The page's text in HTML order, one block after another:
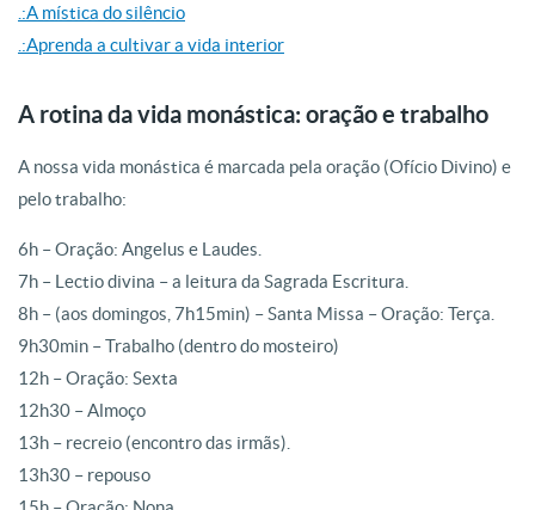
.:A mística do silêncio
.:Aprenda a cultivar a vida interior
A rotina da vida monástica: oração e trabalho
A nossa vida monástica é marcada pela oração (Ofício Divino) e
pelo trabalho:
6h – Oração: Angelus e Laudes.
7h – Lectio divina – a leitura da Sagrada Escritura.
8h – (aos domingos, 7h15min) – Santa Missa – Oração: Terça.
9h30min – Trabalho (dentro do mosteiro)
12h – Oração: Sexta
12h30 – Almoço
13h – recreio (encontro das irmãs).
13h30 – repouso